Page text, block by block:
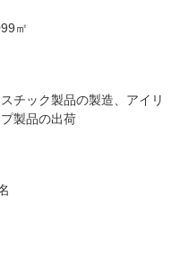
㎡
チック製品の製造、アイリ
製品の出荷